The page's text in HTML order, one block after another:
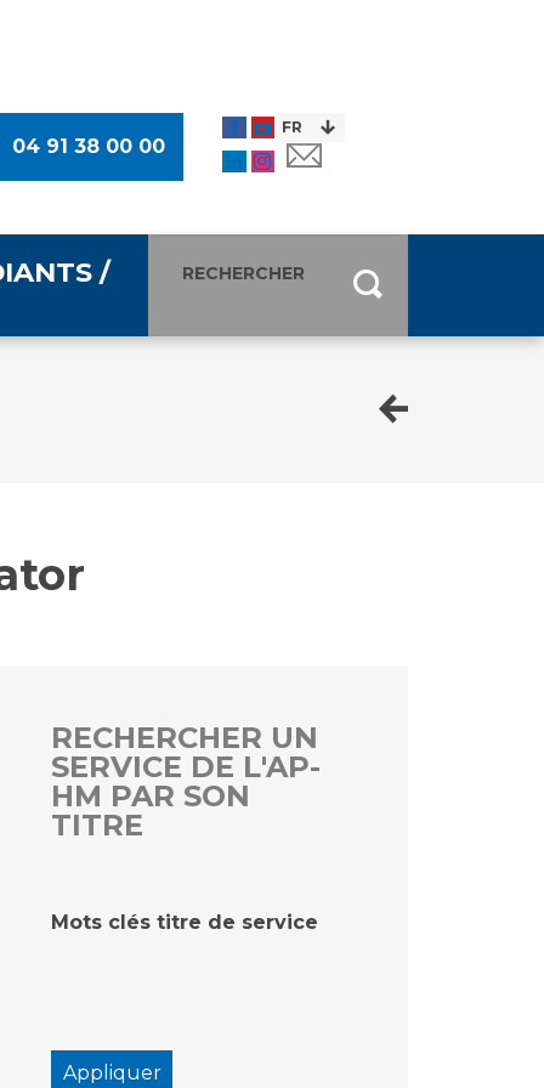
04 91 38 00 00
données
sans tabac
/
conclus
RECHERCHER UN
SERVICE DE L'AP-
HM PAR SON
TITRE
Mots clés titre de service